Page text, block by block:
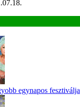
egynapos fesztiválja